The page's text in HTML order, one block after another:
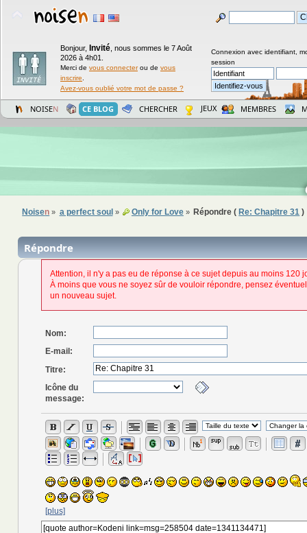
Bonjour, Invité nous sommes le 7 Août
2026 à 4h01.
Merci de vous connecterou de vous
inscrire
Avez-vous oublié votre mot de passe ?
Connexion avec identifiant,
session
NOISEN CE BLOG CHERCHER JEUX MEMBRES
Noisen » a perfect soul » Only for Love» Répondre ( Re: Chapitre 31 )
Répondre
Attention, il n'y a pas eu de réponse à ce sujet depuis au moins 120
À moins que vous ne soyez sûr de vouloir répondre, pensez
un nouveau sujet.
Nom:
E-mail:
Titre:
Icône du
message:
[plus]